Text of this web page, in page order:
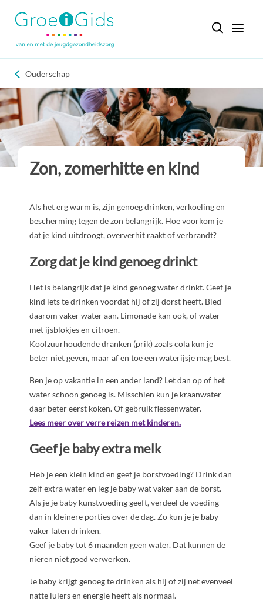
Ouderschap
Zon, zomerhitte en kind
Als het erg warm is, zijn genoeg drinken, verkoeling en
bescherming tegen de zon belangrijk. Hoe voorkom je
dat je kind uitdroogt, oververhit raakt of verbrandt?
Zorg dat je kind genoeg drinkt
Het is belangrijk dat je kind genoeg water drinkt. Geef je
kind iets te drinken voordat hij of zij dorst heeft. Bied
daarom vaker water aan. Limonade kan ook, of water
met ijsblokjes en citroen.
Koolzuurhoudende dranken (prik) zoals cola kun je
beter niet geven, maar af en toe een waterijsje mag best.
Ben je op vakantie in een ander land? Let dan op of het
water schoon genoeg is. Misschien kun je kraanwater
daar beter eerst koken. Of gebruik flessenwater.
Lees meer over verre reizen met kinderen.
Geef je baby extra melk
Heb je een klein kind en geef je borstvoeding? Drink dan
zelf extra water en leg je baby wat vaker aan de borst.
Als je je baby kunstvoeding geeft, verdeel de voeding
dan in kleinere porties over de dag. Zo kun je je baby
vaker laten drinken.
Geef je baby tot 6 maanden geen water. Dat kunnen de
nieren niet goed verwerken.
Je baby krijgt genoeg te drinken als hij of zij net evenveel
natte luiers en energie heeft als normaal.